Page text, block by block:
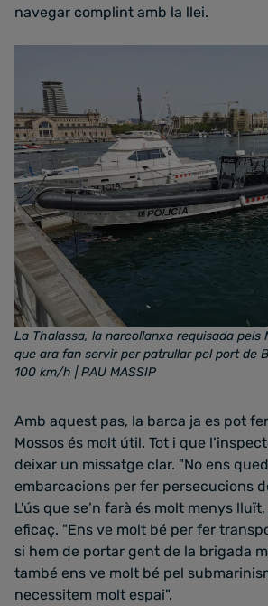
navegar complint amb la llei.
La Thalassa, la narcollanxa requisada pels
que ara fan servir per patrullar pel port de
100 km/h | PAU MASSIP
Amb aquest pas, la barca ja es pot
Mossos és molt útil. Tot i que
deixar un missatge clar. "No ens
embarcacions per fer persecucions
L'ús que se’n farà és molt menys
eficaç. "Ens ve molt bé per fer
si hem de portar gent de la brigada
també ens ve molt bé pel
necessitem molt espai".